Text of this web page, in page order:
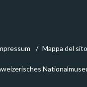
Mappa del sito